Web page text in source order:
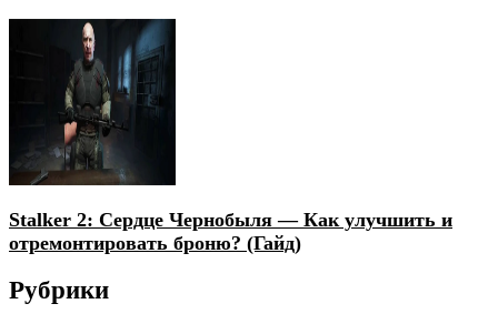
Stalker 2: Сердце Чернобыля — Как улучшить и
отремонтировать броню? (Гайд)
Рубрики